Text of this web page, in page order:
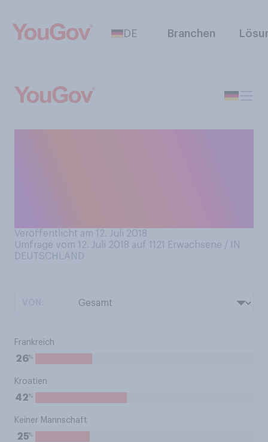
DE Branchen
Veröffentlicht am 12. Juli 2018
Umfrage vom 12. Juli 2018 auf 1121
Erwachsene / IN
DEUTSCHLAND
Frankreich
26%
Kroatien
42%
Keiner Mannschaft
25%